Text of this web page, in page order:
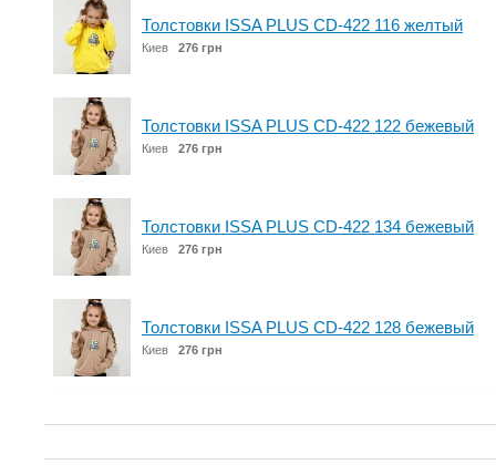
Толстовки ISSA PLUS CD-422 116 желтый
Киев 276 грн
Толстовки ISSA PLUS CD-422 122 бежевый
Киев 276 грн
Толстовки ISSA PLUS CD-422 134 бежевый
Киев 276 грн
Толстовки ISSA PLUS CD-422 128 бежевый
Киев 276 грн